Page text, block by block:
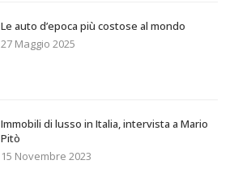
Le auto d’epoca più costose al mondo
27 Maggio 2025
Immobili di lusso in Italia, intervista a Mario
Pitò
15 Novembre 2023